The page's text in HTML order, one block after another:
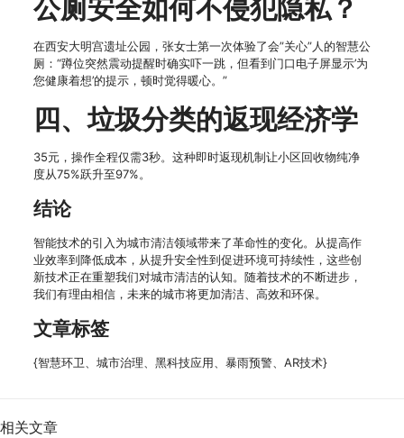
公厕安全如何不侵犯隐私？
在西安大明宫遗址公园，张女士第一次体验了会”关心”人的智慧公
厕：“蹲位突然震动提醒时确实吓一跳，但看到门口电子屏显示’为
您健康着想’的提示，顿时觉得暖心。”
四、垃圾分类的返现经济学
35元，操作全程仅需3秒。这种即时返现机制让小区回收物纯净
度从75%跃升至97%。
结论
智能技术的引入为城市清洁领域带来了革命性的变化。从提高作
业效率到降低成本，从提升安全性到促进环境可持续性，这些创
新技术正在重塑我们对城市清洁的认知。随着技术的不断进步，
我们有理由相信，未来的城市将更加清洁、高效和环保。
文章标签
{智慧环卫、城市治理、黑科技应用、暴雨预警、AR技术}
相关文章